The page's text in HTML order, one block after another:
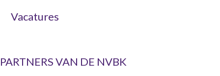
Vacatures
PARTNERS VAN DE NVBK